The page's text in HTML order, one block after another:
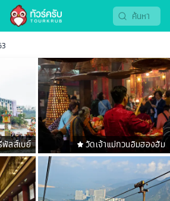
พัลส์เบย์ วัดเจ้าแม่กวนอิมฮองฮัม